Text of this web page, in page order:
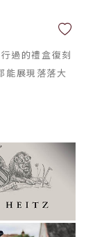
過的禮盒復刻
能展現落落大